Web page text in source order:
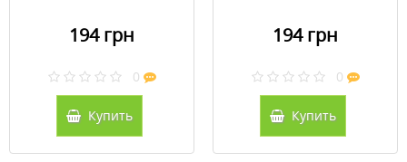
194 грн
0
Купить
194 грн
0
Купить